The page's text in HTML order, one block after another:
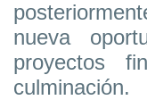
nueva
proyectos
culminación.